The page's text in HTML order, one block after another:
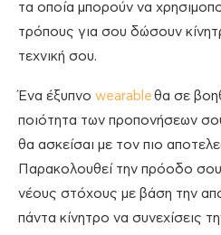
τα οποία μπορούν να
τρόπους για σου δώσουν
τεχνική σου.
Ένα έξυπνο wearable θα σε
ποιότητα των προπονήσεων
θα ασκείσαι με τον πιο
Παρακολουθεί την πρόοδο σου
νέους στόχους με βάση την
πάντα κίνητρο να συνεχίσεις